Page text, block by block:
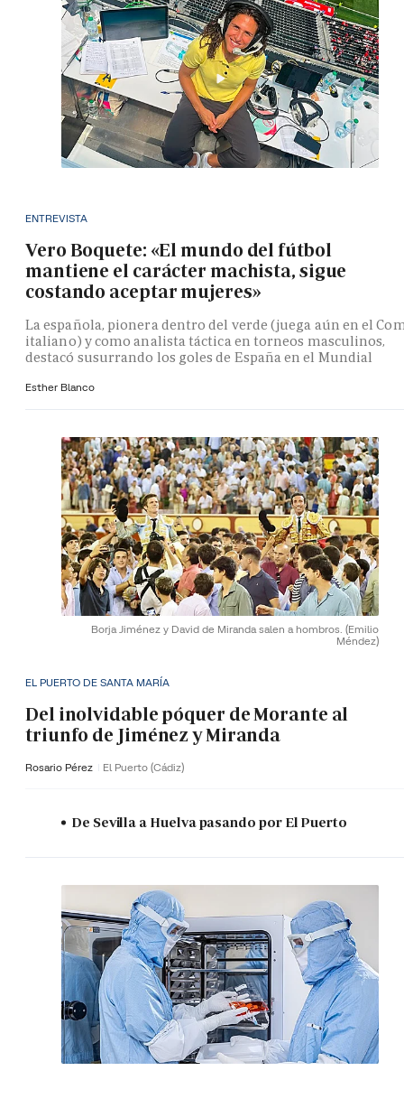
ENTREVISTA
Vero Boquete: «El mundo del fútbol
mantiene el carácter machista, sigue
costando aceptar mujeres»
La española, pionera dentro del verde (juega aún en el
italiano) y como analista táctica en torneos masculinos,
destacó susurrando los goles de España en el Mundial
Esther Blanco
Borja Jiménez y David de Miranda salen a hombros. (Emilio
Méndez)
EL PUERTO DE SANTA MARÍA
Del inolvidable póquer de Morante al
triunfo de Jiménez y Miranda
Rosario Pérez El Puerto (Cádiz)
De Sevilla a Huelva pasando por El Puerto